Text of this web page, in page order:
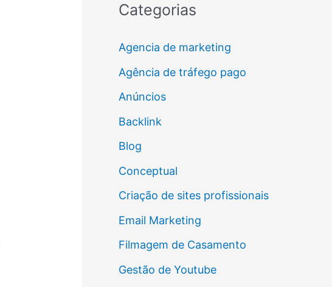
Categorias
Agencia de marketing
Agência de tráfego pago
Anúncios
Backlink
Blog
Conceptual
Criação de sites profissionais
Email Marketing
Filmagem de Casamento
Gestão de Youtube